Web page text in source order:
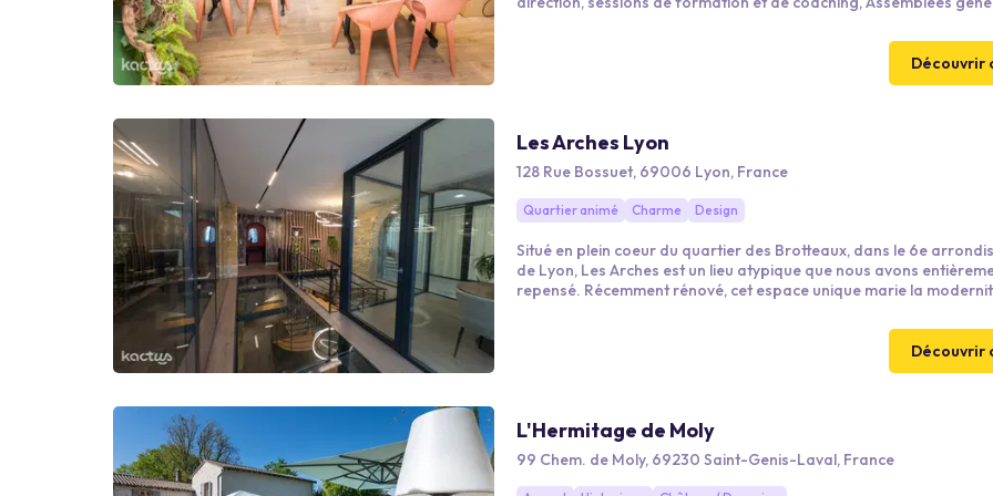
restauration, réservation… Un lieu agréable et convivial : ouvert
jours, du matin au soir, avec terrasse couverte ensoleillée, traiteur
mesure, plateaux repas zéro déchet, cocktails, pauses…
Découvrir
Les Arches Lyon
128 Rue Bossuet, 69006 Lyon, France
Quartier animé Charme Design
Situé en plein coeur du quartier des Brotteaux, dans le 6e
de Lyon, Les Arches est un lieu atypique que nous avons
repensé. Récemment rénové, cet espace unique marie la
Découvrir
L'Hermitage de Moly
99 Chem. de Moly, 69230 Saint-Genis-Laval, France